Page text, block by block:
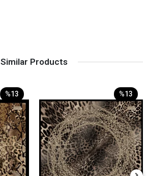
Similar Products
%13 %13